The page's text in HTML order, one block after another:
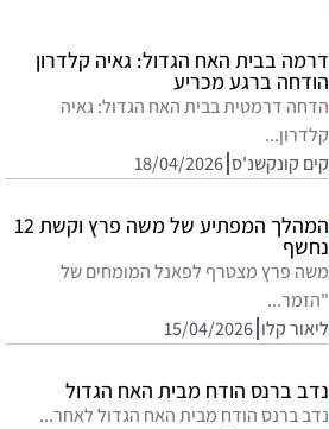
דרמה בבית האח הגדול: גאיה קלדרון
הודחה ברגע מכריע
הדחה דרמטית בבית האח הגדול: גאיה
קלדרון...
קים קונקשנ'ס 18/04/2026
המהלך המפתיע של משה פרץ וקשת 12
נחשף
משה פרץ מצטרף לפאנל המומחים של
"הזמר...
ליאור קלו 15/04/2026
נדב ברנס הודח מבית האח הגדול
נדב ברנס הודח מבית האח הגדול לאחר...